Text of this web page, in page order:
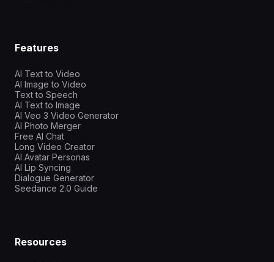
Features
AI Text to Video
AI Image to Video
Text to Speech
AI Text to Image
AI Veo 3 Video Generator
AI Photo Merger
Free AI Chat
Long Video Creator
AI Avatar Personas
AI Lip Syncing
Dialogue Generator
Seedance 2.0 Guide
Resources